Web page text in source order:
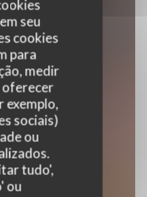
seu
cookies
para
medir
oferecer
exemplo,
sociais)
ou
tudo',
ou
la